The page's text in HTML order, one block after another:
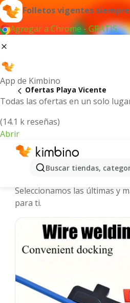
Folletos vigentes
Agregar a Chrome - GRATIS
App de Kimbino
Todas las ofertas en un solo
(14.1 k reseñas)
Abrir
Buscar tiendas,
Ofertas Playa Vicente
Playa Vicente -
Seleccionamos las últimas y
para ti.